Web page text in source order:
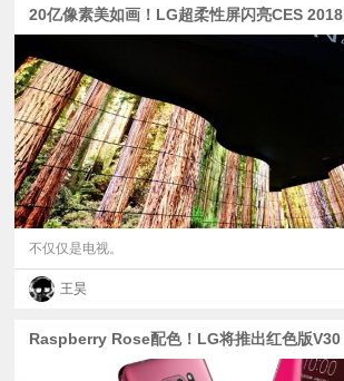
20亿像素美如画！LG超柔性屏闪亮CES 2018
不仅仅是电视。
王昊
Raspberry Rose配色！LG将推出红色版V30